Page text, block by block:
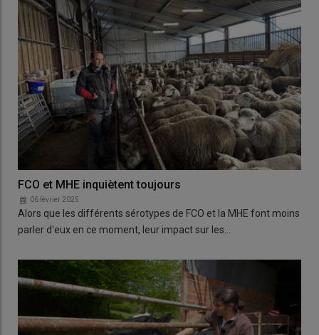
FCO et MHE inquiètent toujours
06 février 2025
Alors que les différents sérotypes de FCO et la MHE font moins
parler d'eux en ce moment, leur impact sur les…